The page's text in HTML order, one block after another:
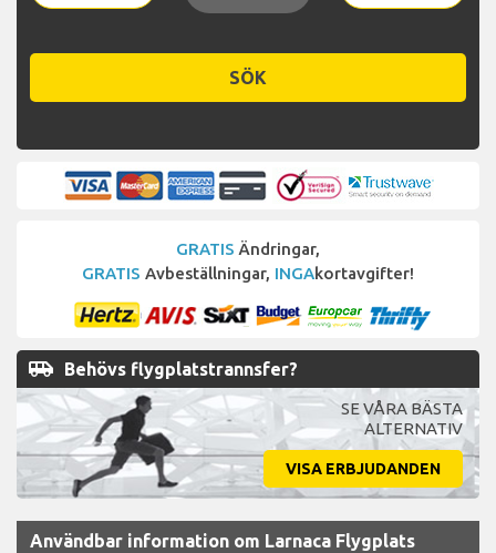
SÖK
GRATIS Ändringar,
GRATIS Avbeställningar, INGAkortavgifter!
airport_shuttle Behövs flygplatstrannsfer?
SE VÅRA BÄSTA
ALTERNATIV
VISA ERBJUDANDEN
Användbar information om Larnaca Flygplats